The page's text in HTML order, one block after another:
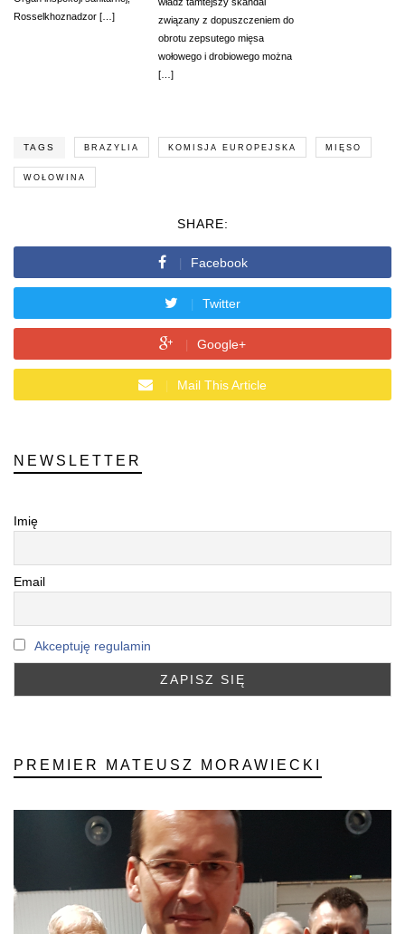
Rosselkhoznadzor […]
związany z dopuszczeniem do
obrotu zepsutego mięsa
wołowego i drobiowego można
[…]
TAGS BRAZYLIA KOMISJA EUROPEJSKA MIĘSO
WOŁOWINA
SHARE:
Facebook
Twitter
Google+
Mail This Article
NEWSLETTER
Imię
Email
Akceptuję regulamin
PREMIER MATEUSZ MORAWIECKI